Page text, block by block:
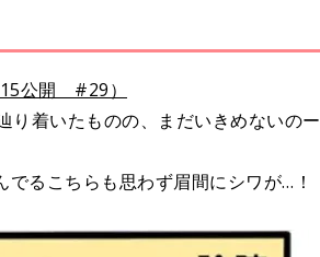
公開 #29）
り着いたものの、まだいきめないのー
るこちらも思わず眉間にシワが…！